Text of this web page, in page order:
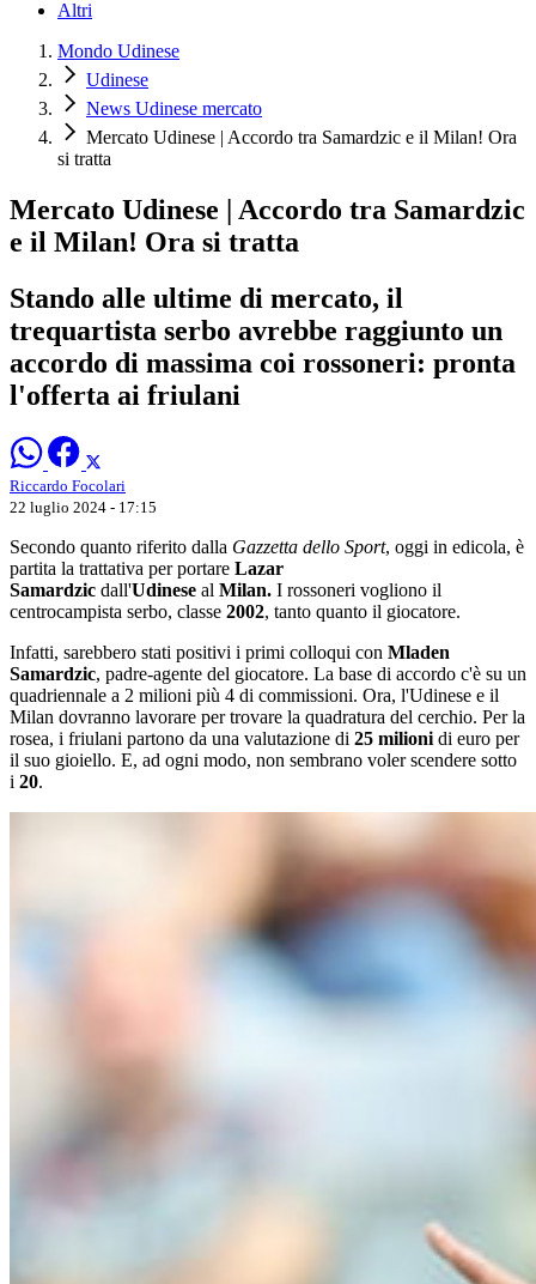
Altri
Mondo Udinese
Udinese
News Udinese mercato
Mercato Udinese | Accordo tra Samardzic e il Milan! Ora
si tratta
Mercato Udinese | Accordo tra Samardzic
e il Milan! Ora si tratta
Stando alle ultime di mercato, il
trequartista serbo avrebbe raggiunto un
accordo di massima coi rossoneri: pronta
l'offerta ai friulani
Riccardo Focolari
22 luglio 2024 - 17:15
Secondo quanto riferito dalla Gazzetta dello Sport, oggi in edicola, è
partita la trattativa per portare Lazar
Samardzic dall'Udinese al Milan. I rossoneri vogliono il
centrocampista serbo, classe 2002, tanto quanto il giocatore.
Infatti, sarebbero stati positivi i primi colloqui con Mladen
Samardzic, padre-agente del giocatore. La base di accordo c'è su un
quadriennale a 2 milioni più 4 di commissioni. Ora, l'Udinese e il
Milan dovranno lavorare per trovare la quadratura del cerchio. Per la
rosea, i friulani partono da una valutazione di 25 milioni di euro per
il suo gioiello. E, ad ogni modo, non sembrano voler scendere sotto
i 20.